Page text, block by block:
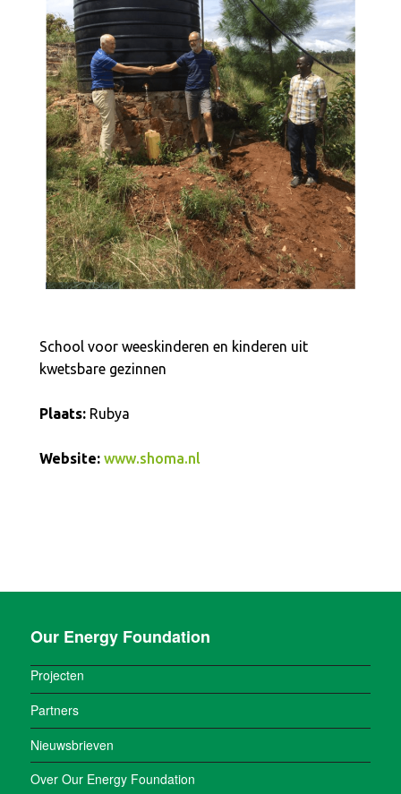
School voor weeskinderen en kinderen uit
kwetsbare gezinnen
Plaats: Rubya
Website: www.shoma.nl
Our Energy Foundation
Projecten
Partners
Nieuwsbrieven
Over Our Energy Foundation